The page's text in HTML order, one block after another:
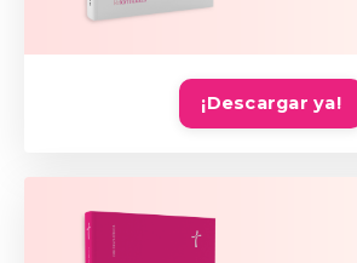
¡Descargar ya!